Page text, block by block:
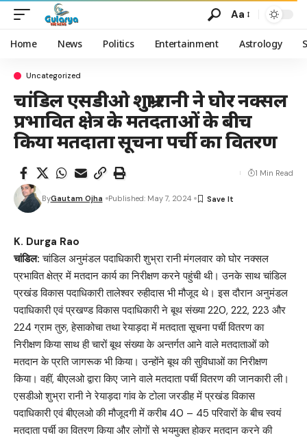
Aa
Home News Politics Entertainment Astrology
Uncategorized
चांडिल एसडीओ शुभ्रा रानी ने घोर नक्सल
प्रभावित क्षेत्र के मतदताओं के बीच
किया मतदाता सूचना पर्ची का वितरण
ByGautam Ojha Published: May 7, 2024
1 Min Read
K. Durga Rao
चांडिल: चांडिल अनुमंडल पदाधिकारी शुभ्रा रानी मंगलवार को घोर नक्सल
प्रभावित क्षेत्र में मतदान कार्य का निरीक्षण करने पहुंची थी। उनके साथ चांडिल
प्रखंड विकास पदाधिकारी तालेश्वर रुहीदास भी मौजूद थे। इस दौरान अनुमंडल
पदाधिकारी एवं प्रखण्ड विकास पदाधिकारी ने बूथ संख्या 220, 222, 223 और
224 ग्राम तुरु, हेसाकोचा तथा रेयाड़दा में मतदाता सूचना पर्ची वितरण का
निरीक्षण किया साथ ही चारों बूथ संख्या के अन्तर्गत आने वाले मतदाताओं को
मतदान के प्रति जागरूक भी किया। उन्होंने बूथ की सुविधाओं का निरीक्षण
किया। वहीं, बीएलओ द्वारा किए जाने वाले मतदाता पर्ची वितरण की जानकारी ली।
एसडीओ शुभ्रा रानी ने रेयाड़दा गांव के टोला जरडीह में प्रखंड विकास
पदाधिकारी एवं बीएलओ की मौजूदगी में करीब 40 – 45 परिवारों के बीच स्वयं
मतदाता पर्ची का वितरण किया और लोगों से भयमुक्त होकर मतदान करने की